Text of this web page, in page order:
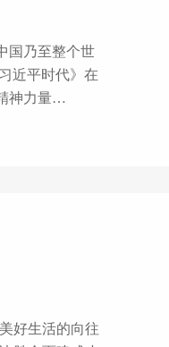
国乃至整个世
神力量
好生活的向往